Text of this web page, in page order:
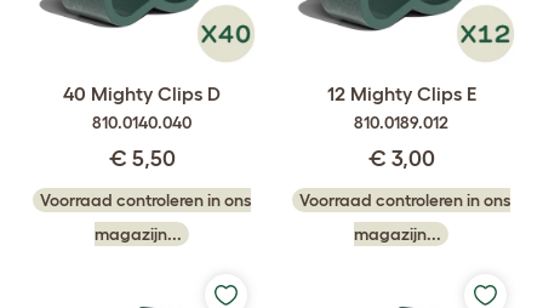
40 Mighty Clips D
810.0140.040
€ 5,50
Voorraad controleren in ons
magazijn...
12 Mighty Clips E
810.0189.012
€ 3,00
Voorraad controleren in ons
magazijn...